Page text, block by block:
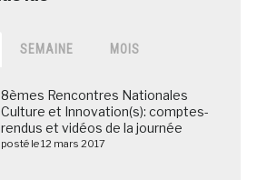
SEMAINE MOIS
8èmes Rencontres Nationales
Culture et Innovation(s): comptes-
rendus et vidéos de la journée
posté le 12 mars 2017